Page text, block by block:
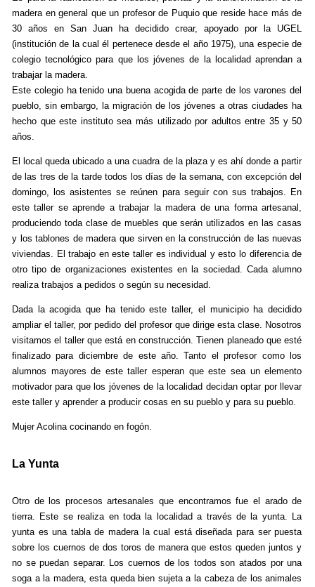
madera en general que un profesor de Puquio que reside hace más de
30 años en San Juan ha decidido crear, apoyado por la UGEL
(institución de la cual él pertenece desde el año 1975), una especie de
colegio tecnológico para que los jóvenes de la localidad aprendan a
trabajar la madera.
Este colegio ha tenido una buena acogida de parte de los varones del
pueblo, sin embargo, la migración de los jóvenes a otras ciudades ha
hecho que este instituto sea más utilizado por adultos entre 35 y 50
años.
El local queda ubicado a una cuadra de la plaza y es ahí donde a partir
de las tres de la tarde todos los días de la semana, con excepción del
domingo, los asistentes se reúnen para seguir con sus trabajos. En
este taller se aprende a trabajar la madera de una forma artesanal,
produciendo toda clase de muebles que serán utilizados en las casas
y los tablones de madera que sirven en la construcción de las nuevas
viviendas. El trabajo en este taller es individual y esto lo diferencia de
otro tipo de organizaciones existentes en la sociedad. Cada alumno
realiza trabajos a pedidos o según su necesidad.
Dada la acogida que ha tenido este taller, el municipio ha decidido
ampliar el taller, por pedido del profesor que dirige esta clase. Nosotros
visitamos el taller que está en construcción. Tienen planeado que esté
finalizado para diciembre de este año. Tanto el profesor como los
alumnos mayores de este taller esperan que este sea un elemento
motivador para que los jóvenes de la localidad decidan optar por llevar
este taller y aprender a producir cosas en su pueblo y para su pueblo.
Mujer Acolina cocinando en fogón.
La Yunta
Otro de los procesos artesanales que encontramos fue el arado de
tierra. Este se realiza en toda la localidad a través de la yunta. La
yunta es una tabla de madera la cual está diseñada para ser puesta
sobre los cuernos de dos toros de manera que estos queden juntos y
no se puedan separar. Los cuernos de los todos son atados por una
soga a la madera, esta queda bien sujeta a la cabeza de los animales